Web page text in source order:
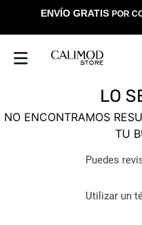
ENVÍO GRATIS POR
LO
NO ENCONTRAMOS
TU
Puedes
Utilizar un